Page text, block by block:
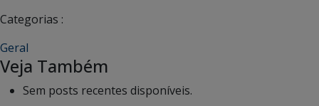
Categorias :
Geral
Veja Também
Sem posts recentes disponíveis.